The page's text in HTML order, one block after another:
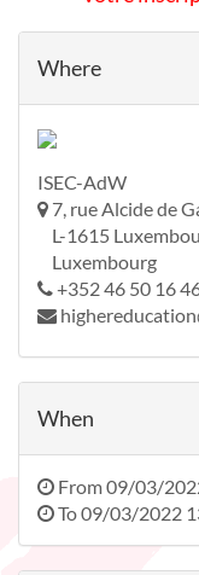
Where
ISEC-AdW
7, rue Alcide de
L-1615
Luxembourg
+352 46 50 16
When
From09/03/
To09/03/2022